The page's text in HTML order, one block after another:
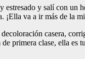
y salí con un
¡Ella va a ir más de la
casera,
primera clase, ella es